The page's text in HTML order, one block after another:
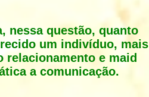
nessa questão, quanto
um indivíduo, mais
relacionamento e maid
a comunicação.